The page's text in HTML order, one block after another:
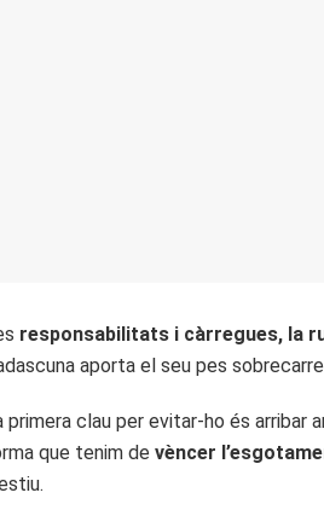
responsabilitats i càrregues, la
aporta el seu pes
primera clau per evitar-ho és arribar
que tenim de vèncer